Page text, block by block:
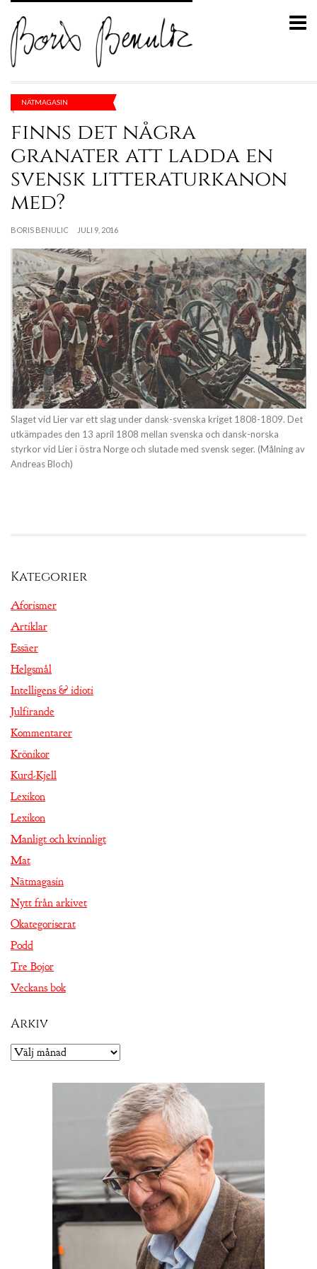
NÄTMAGASIN
finns det några
granater att ladda en
svensk litteraturkanon
med?
BORIS BENULIC JULI 9, 2016
Slaget vid Lier var ett slag under dansk-svenska kriget 1808-1809. Det
utkämpades den 13 april 1808 mellan svenska och dansk-norska
styrkor vid Lier i östra Norge och slutade med svensk seger. (Målning av
Andreas Bloch)
Kategorier
Aforismer
Artiklar
Essäer
Helgsmål
Intelligens & idioti
Julfirande
Kommentarer
Krönikor
Kurd-Kjell
Lexikon
Lexikon
Manligt och kvinnligt
Mat
Nätmagasin
Nytt från arkivet
Okategoriserat
Podd
Tre Bojor
Veckans bok
Arkiv
Arkiv